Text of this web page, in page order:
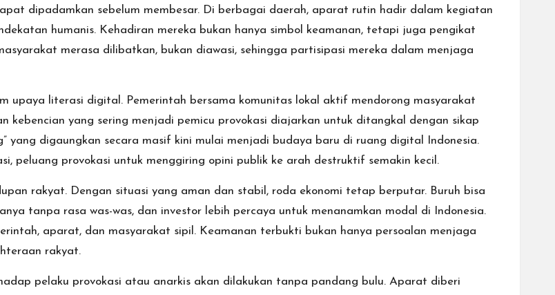
dipadamkan sebelum membesar. Di berbagai daerah, aparat rutin hadir dalam kegiatan
humanis. Kehadiran mereka bukan hanya simbol keamanan, tetapi juga pengikat
merasa dilibatkan, bukan diawasi, sehingga partisipasi mereka dalam menjaga
literasi digital. Pemerintah bersama komunitas lokal aktif mendorong masyarakat
kebencian yang sering menjadi pemicu provokasi diajarkan untuk ditangkal dengan sikap
yang digaungkan secara masif kini mulai menjadi budaya baru di ruang digital Indonesia.
peluang provokasi untuk menggiring opini publik ke arah destruktif semakin kecil.
rakyat. Dengan situasi yang aman dan stabil, roda ekonomi tetap berputar. Buruh bisa
tanpa rasa was-was, dan investor lebih percaya untuk menanamkan modal di Indonesia.
aparat, dan masyarakat sipil. Keamanan terbukti bukan hanya persoalan menjaga
rakyat.
pelaku provokasi atau anarkis akan dilakukan tanpa pandang bulu. Aparat diberi